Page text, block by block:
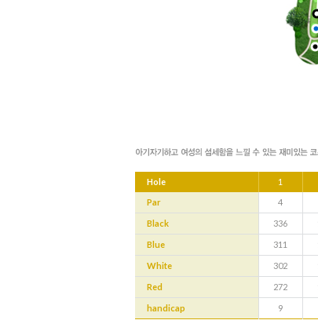
Hole 1
Par
4
Black 336
Blue 311
White 302
Red 272
handicap 9